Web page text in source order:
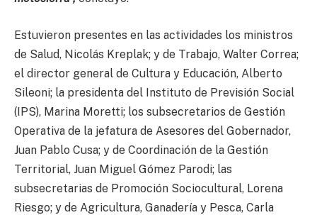
Estuvieron presentes en las actividades los ministros
de Salud, Nicolás Kreplak; y de Trabajo, Walter Correa;
el director general de Cultura y Educación, Alberto
Sileoni; la presidenta del Instituto de Previsión Social
(IPS), Marina Moretti; los subsecretarios de Gestión
Operativa de la jefatura de Asesores del Gobernador,
Juan Pablo Cusa; y de Coordinación de la Gestión
Territorial, Juan Miguel Gómez Parodi; las
subsecretarias de Promoción Sociocultural, Lorena
Riesgo; y de Agricultura, Ganadería y Pesca, Carla